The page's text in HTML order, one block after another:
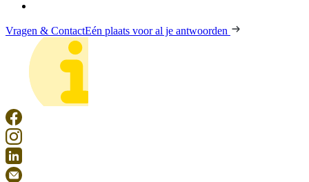
Vragen & ContactEén plaats voor al je antwoorden